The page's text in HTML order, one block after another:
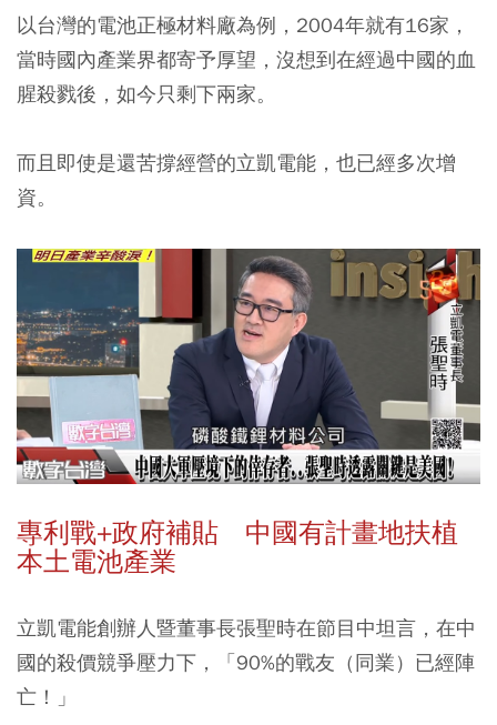
以台灣的電池正極材料廠為例，2004年就有16家，
當時國內產業界都寄予厚望，沒想到在經過中國的血
腥殺戮後，如今只剩下兩家。
而且即使是還苦撐經營的立凱電能，也已經多次增
資。
專利戰+政府補貼 中國有計畫地扶植
本土電池產業
立凱電能創辦人暨董事長張聖時在節目中坦言，在中
國的殺價競爭壓力下，「90%的戰友（同業）已經陣
亡！」